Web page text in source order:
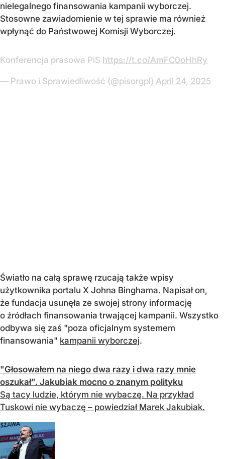
nielegalnego finansowania kampanii wyborczej.
Stosowne zawiadomienie w tej sprawie ma również
wpłynąć do Państwowej Komisji Wyborczej.
Konferencja prasowa PiS https://t.co/AmFC0oHhRy
— Prawo i Sprawiedliwość (@pisorgpl) April 24, 2025
Światło na całą sprawę rzucają także wpisy
użytkownika portalu X Johna Binghama. Napisał on,
że fundacja usunęła ze swojej strony informację
o źródłach finansowania trwającej kampanii. Wszystko
odbywa się zaś "poza oficjalnym systemem
finansowania" kampanii wyborczej.
"Głosowałem na niego dwa razy i dwa razy mnie
oszukał". Jakubiak mocno o znanym polityku
Są tacy ludzie, którym nie wybaczę. Na przykład
Tuskowi nie wybaczę – powiedział Marek Jakubiak.